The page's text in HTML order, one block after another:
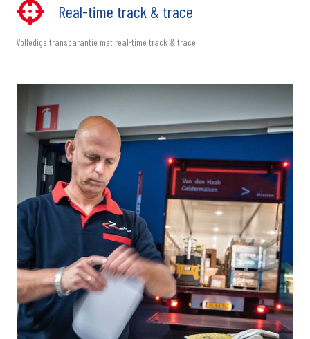
Real-time track & trace
Volledige transparantie met real-time track & trace